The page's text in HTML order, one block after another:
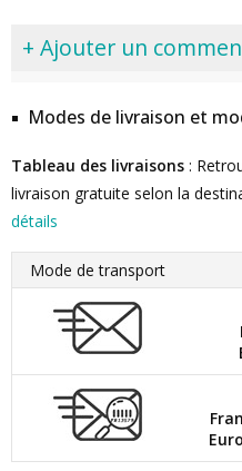
+ Ajouter un
Modes de livraison et
Tableau des livraisons :
livraison gratuite selon la
détails
Mode de transport